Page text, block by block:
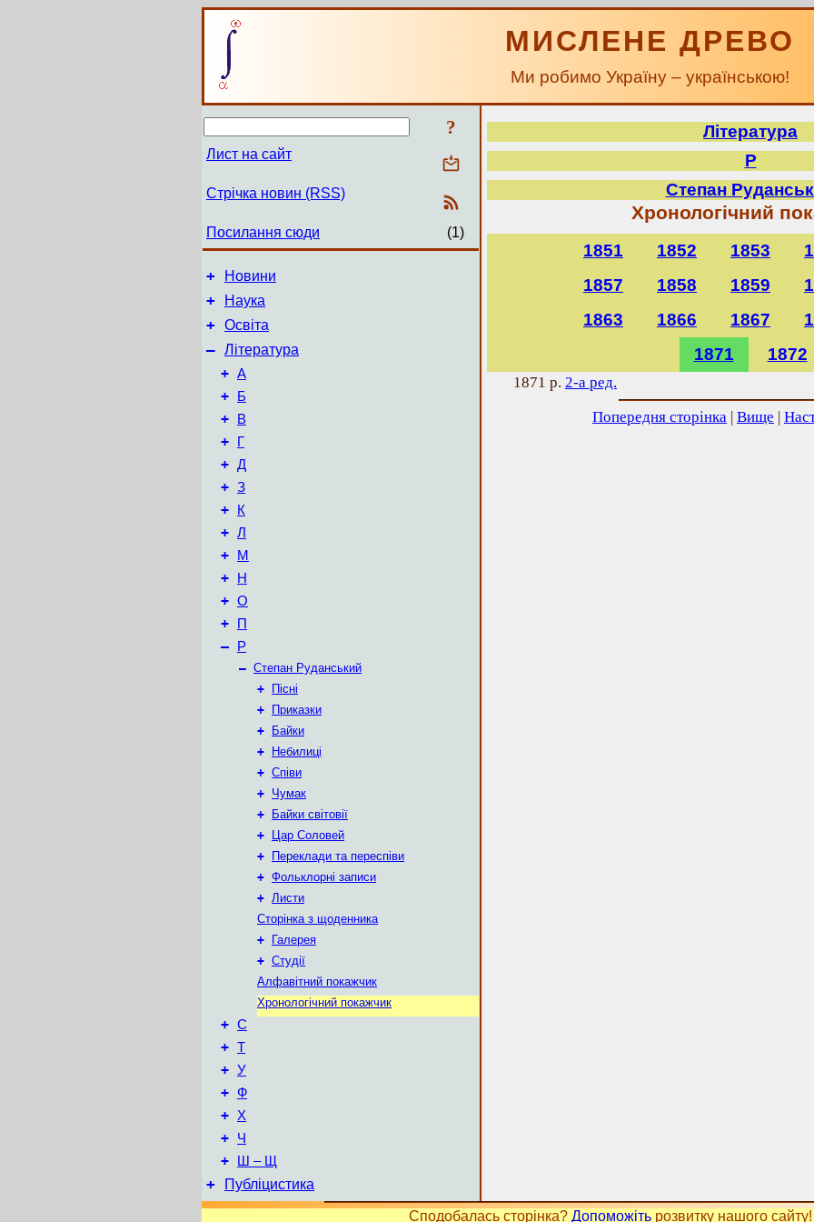
МИСЛЕНЕ ДРЕВО
Ми робимо Україну – українською!
?
Лист на сайт
Стрічка новин (RSS)
Посилання сюди (1)
+ Новини
+ Наука
+ Освіта
– Література
+ А
+ Б
+ В
+ Г
+ Д
+ З
+ К
+ Л
+ М
+ Н
+ О
+ П
– Р
– Степан Руданський
+
Пісні
+
Приказки
+
Байки
+
Небилиці
+ Співи
+ Чумак
+
Байки світовії
+
Цар Соловей
+
Переклади та переспіви
+ Фольклорні записи
+ Листи
Сторінка з щоденника
+
Галерея
+ Студії
Алфавітний покажчик
Хронологічний покажчик
+ С
+ Т
+ У
+ Ф
+ Х
+ Ч
+ Ш – Щ
+ Публіцистика
Література
Р
Степан
Хронологічний
1851 1852 1853
1857
1858 1859
1863
1866 1867
1871
1872
1871 р. 2-а ред.
Попередня сторінка | Вище |
Сподобалась сторінка? Допоможіть розвитку нашого сайту!